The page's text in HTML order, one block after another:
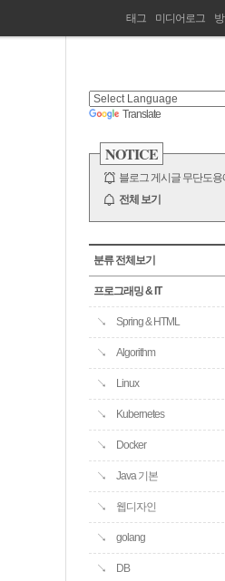
게
션
태그 미디어로그
Translate
NOTICE
블로그 게시글 무단도용
전체 보기
CATEGORY
분류 전체보기
프로그래밍 & IT
Spring & HTML
Algorithm
Linux
Kubernetes
Docker
Java 기본
웹디자인
golang
DB